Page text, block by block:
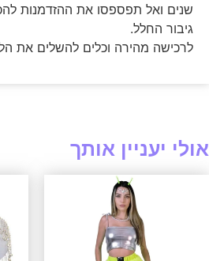
שנים ואל תפספסו את ההזדמנות
גיבור החלל.
לרכישה מהירה וכלים להשלים את
אולי יעניין אותך